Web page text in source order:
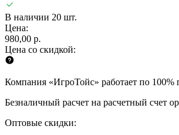
В наличии 20 шт.
Цена:
980,00 р.
Цена со скидкой:
Компания «ИгроТойс» работает по 100%
Безналичный расчет на расчетный счет
Оптовые скидки: